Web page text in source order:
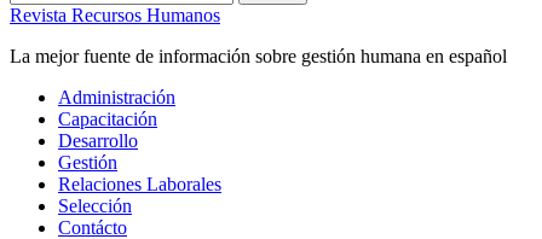
Revista Recursos Humanos
La mejor fuente de información sobre gestión humana en español
Menú
principal
Administración
Capacitación
Desarrollo
Gestión
Relaciones Laborales
Selección
Contácto